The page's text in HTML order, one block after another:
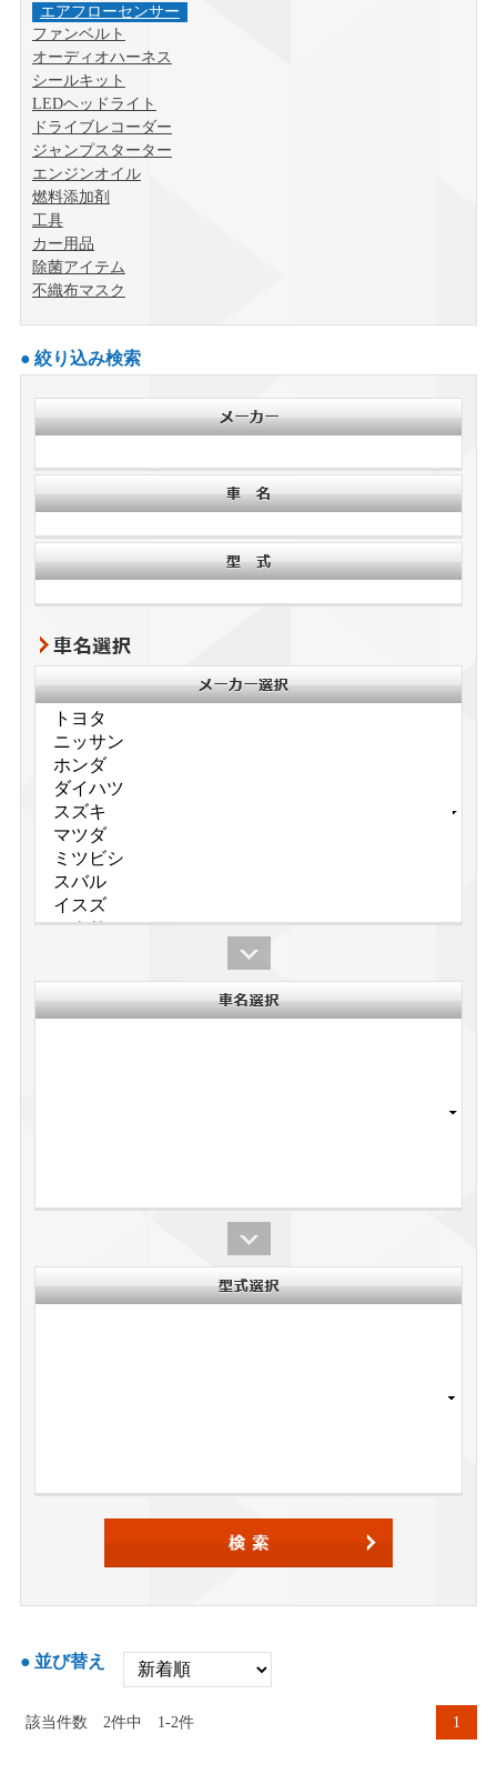
エアフローセンサー
ファンベルト
オーディオハーネス
シールキット
LEDヘッドライト
ドライブレコーダー
ジャンプスターター
エンジンオイル
燃料添加剤
工具
カー用品
除菌アイテム
不織布マスク
絞り込み検索
並び替え
該当件数 2件中 1-2件 1